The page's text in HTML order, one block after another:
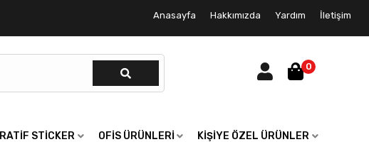
Anasayfa Hakkımızda Yardım İletişim
0
STICKER OFIS ÜRÜNLERI KIŞIYE ÖZEL ÜRÜNLER